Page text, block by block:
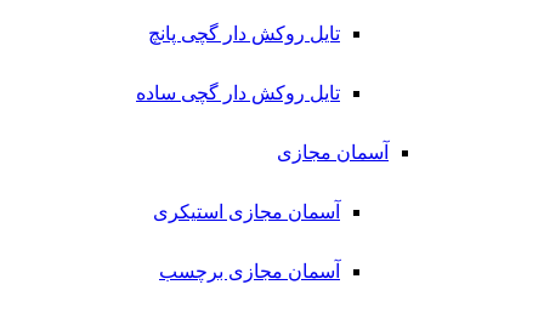
تایل روکش دار گچی پانچ
تایل روکش دار گچی ساده
آسمان مجازی
آسمان مجازی استیکری
آسمان مجازی برچسب